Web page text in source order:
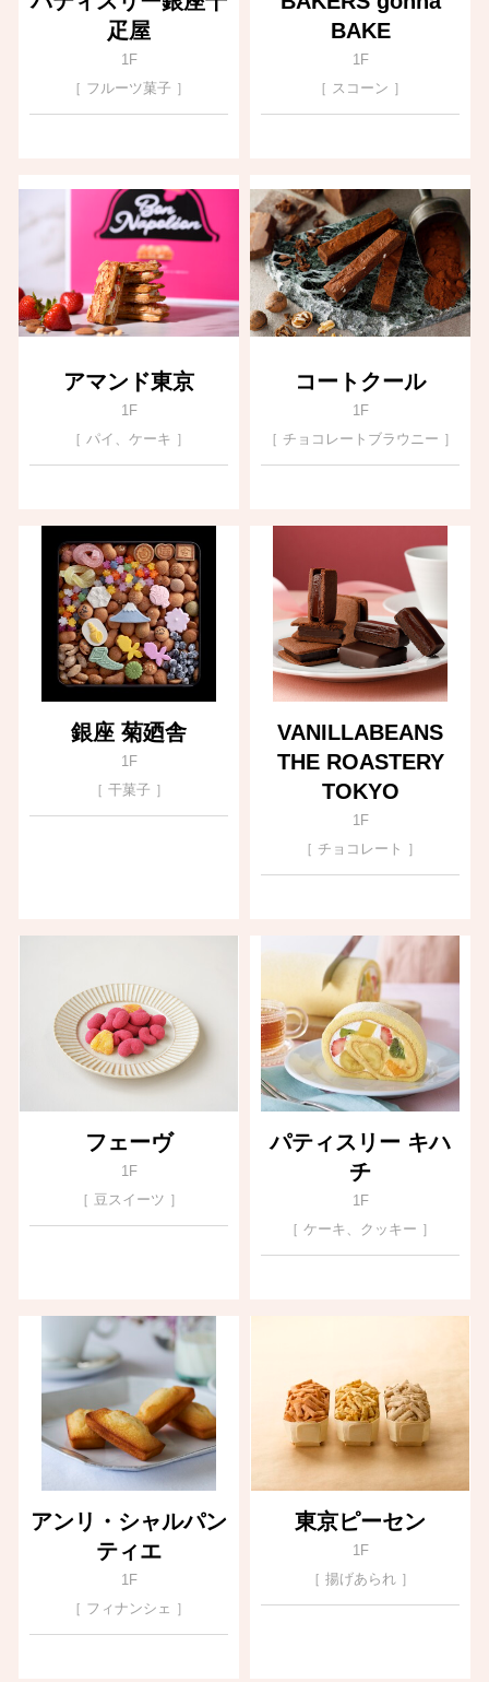
疋屋
1F
［ フルーツ菓子 ］
BAKE
1F
［ スコーン ］
アマンド東京
1F
［ パイ、ケーキ ］
コートクール
1F
［ チョコレートブラウニー ］
銀座 菊廼舎
1F
［ 干菓子 ］
VANILLABEANS
THE ROASTERY
TOKYO
1F
［ チョコレート ］
フェーヴ
1F
［ 豆スイーツ ］
パティスリー キハ
チ
1F
［ ケーキ、クッキー ］
アンリ・シャルパン
ティエ
1F
［ フィナンシェ ］
東京ピーセン
1F
［ 揚げあられ ］